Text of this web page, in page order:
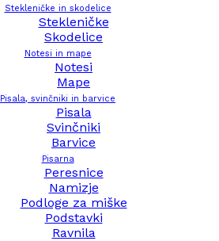
Stekleničke in skodelice
Stekleničke
Skodelice
Notesi in mape
Notesi
Mape
Pisala, svinčniki in barvice
Pisala
Svinčniki
Barvice
Pisarna
Peresnice
Namizje
Podloge za miške
Podstavki
Ravnila